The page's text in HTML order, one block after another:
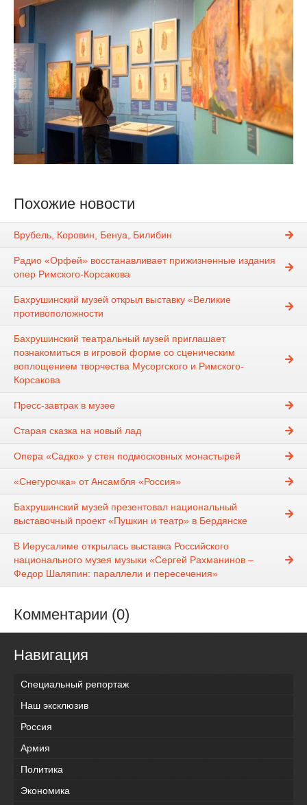
Похожие новости
Врубель, Коровин, Бенуа, Билибин
Радио «Орфей» восстанавливает прижизненные издания
опер Римского-Корсакова
Бахрушинский музей открыл выставку «Великие
противоположности
Бахрушинский театральный музей приглашает
познакомиться в игровой форме со сценическим
воплощением творчества Мусоргского и Римского-
Корсакова
Пресс-завтрак в музее
Старая сказка на новый лад
Опера «Садко» у стен подмосковных монастырей
«Снегурочка» от Ансамбля «Россия»
Бахрушинский музей презентовал национальный
выставочный проект «Пушкин и театр» в Бердянске
В Иерусалиме открылась выставка Российского
национального музея музыки «Сергей Рахманинов –
Федор Шаляпин: параллели и пересечения»
Комментарии (0)
Навигация
Специальный репортаж
Наш эксклюзив
Россия
Армия
Политика
Экономика